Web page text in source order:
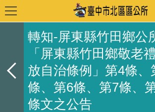
轉知-屏東縣竹田鄉公
「屏東縣竹田鄉敬老
放自治條例」第4條、
條、第6條、第7條、
條文之公告